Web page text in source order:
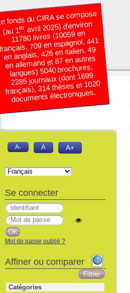
fonds du CIRA se compose
(au 1eravril 2025) d’environ
11780 livres (10059 en
709 en espagnol, 441
en anglais, 426 en italien, 49
en allemand et 87 en autres
langues) 5040 brochures,
2285 journaux (dont 1699
français), 314 thèses et 1020
documents électroniques.
A- A A+
Se connecter
Mot de passe oublié ?
Affiner ou comparer
Catégories